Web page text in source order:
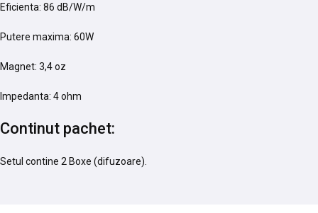
Eficienta: 86 dB/W/m
Putere maxima: 60W
Magnet: 3,4 oz
Impedanta: 4 ohm
Continut pachet:
Setul contine 2 Boxe (difuzoare).